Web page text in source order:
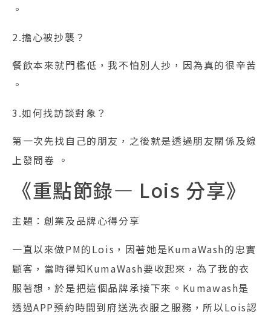
。
2.擔心被抄襲？
餐飲本來就門檻低，我不怕別人抄，因為真的很辛苦
。
3.如何找訪談對象？
第一次先找自己的朋友，之後就是透過朋友關係及線
上發問卷 。
《重點節錄— Lois 分享》
主題：創業及品牌心得分享
一直以來做PM的Lois，因著她是KumaWash的忠實
顧客，當時得知KumaWash要收起來，為了我的衣
服著想，於是把這個品牌承接下來。Kumawash是
透過APP預約時間到府送洗衣服之服務，所以Lois認